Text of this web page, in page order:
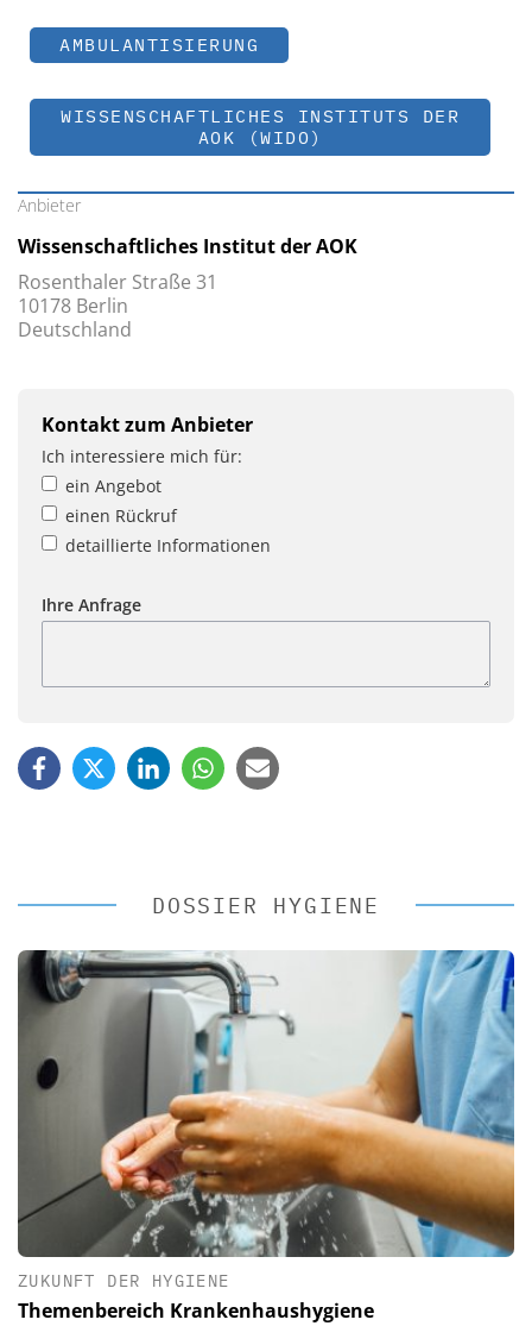
AMBULANTISIERUNG
WISSENSCHAFTLICHES INSTITUTS DER
AOK (WIDO)
Anbieter
Wissenschaftliches Institut der AOK
Rosenthaler Straße 31
10178 Berlin
Deutschland
Kontakt zum Anbieter
Ich interessiere mich für:
ein Angebot
einen Rückruf
detaillierte Informationen
Ihre Anfrage
DOSSIER HYGIENE
ZUKUNFT DER HYGIENE
Themenbereich Krankenhaushygiene